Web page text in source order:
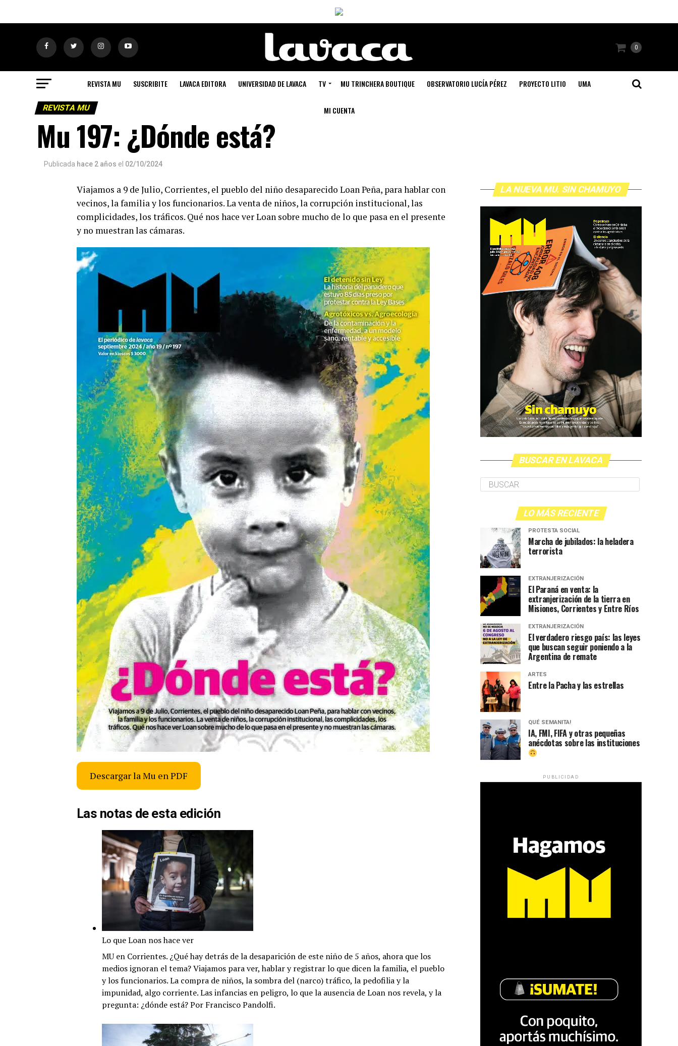
0
REVISTA MU SUSCRIBITE LAVACA EDITORA UNIVERSIDAD DE LAVACA TV MU TRINCHERA BOUTIQUE OBSERVATORIO LUCÍA PÉREZ PROYECTO LITIO UMA
MI CUENTA
REVISTA MU
Mu 197: ¿Dónde está?
Publicada hace 2 años el 02/10/2024
Viajamos a 9 de Julio, Corrientes, el pueblo del niño desaparecido Loan Peña, para hablar con
vecinos, la familia y los funcionarios. La venta de niños, la corrupción institucional, las
complicidades, los tráficos. Qué nos hace ver Loan sobre mucho de lo que pasa en el presente
y no muestran las cámaras.
Descargar la Mu en PDF
Las notas de esta edición
Lo que Loan nos hace ver
MU en Corrientes. ¿Qué hay detrás de la desaparición de este niño de 5 años, ahora que los
medios ignoran el tema? Viajamos para ver, hablar y registrar lo que dicen la familia, el pueblo
y los funcionarios. La compra de niños, la sombra del (narco) tráfico, la pedofilia y la
impunidad, algo corriente. Las infancias en peligro, lo que la ausencia de Loan nos revela, y la
pregunta: ¿dónde está? Por Francisco Pandolfi.
LA NUEVA MU. SIN CHAMUYO
BUSCAR EN LAVACA
LO MÁS RECIENTE
PROTESTA SOCIAL
Marcha de jubilados: la heladera
terrorista
EXTRANJERIZACIÓN
El Paraná en venta: la
extranjerización de la tierra en
Misiones, Corrientes y Entre Ríos
EXTRANJERIZACIÓN
El verdadero riesgo país: las leyes
que buscan seguir poniendo a la
Argentina de remate
ARTES
Entre la Pacha y las estrellas
QUÉ SEMANITA!
IA, FMI, FIFA y otras pequeñas
anécdotas sobre las instituciones
PUBLICIDAD